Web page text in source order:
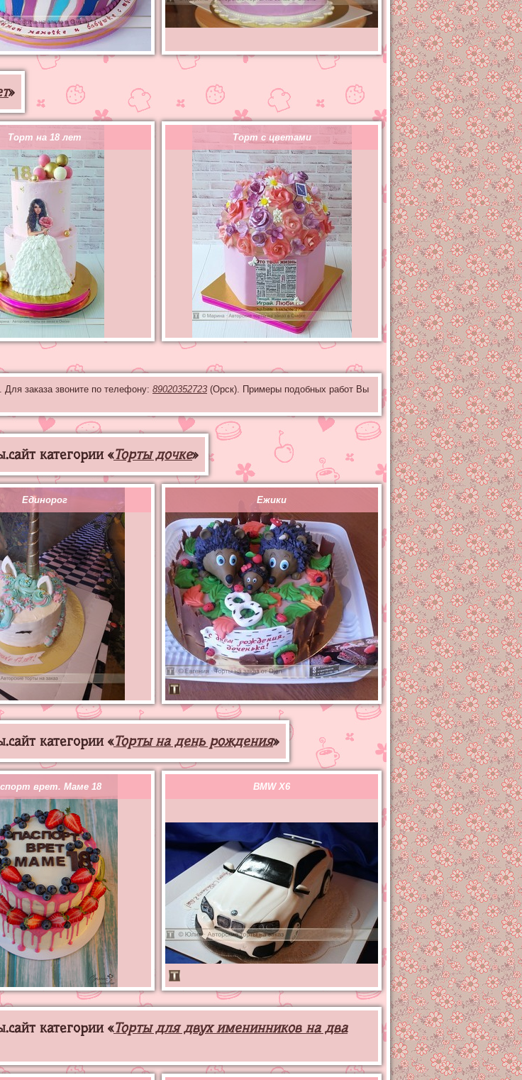
»
Торт на 18 лет Торт с цветами
. Для заказа звоните по телефону: 89020352723 (Орск). Примеры подобных работ Вы
категории «Торты дочке»
Единорог Ежики
категории «Торты на день рождения»
врет. Маме 18 BMW X6
категории «Торты для двух именинников на два